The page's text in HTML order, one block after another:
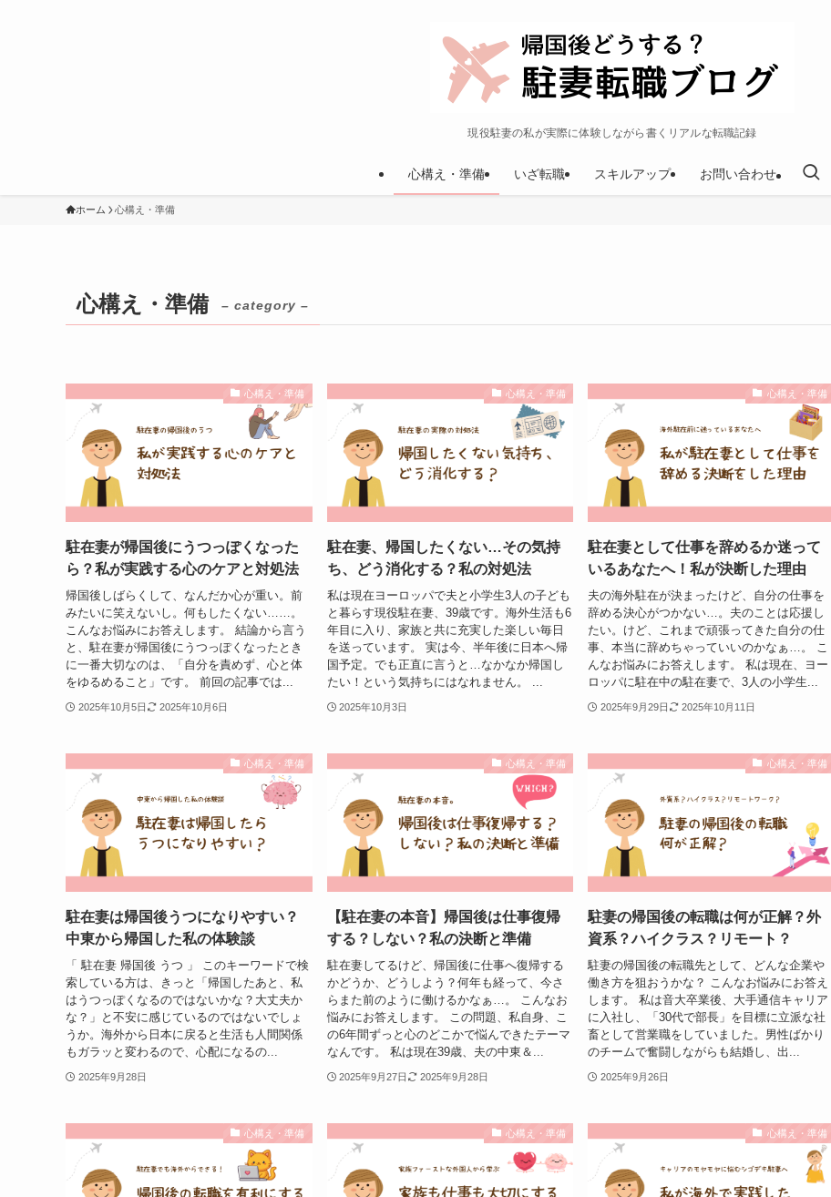
現役駐妻の私が実際に体験しながら書くリアルな転職記録
心構え・準備 いざ転職 スキルアップ お問い合わせ
ホーム 心構え・準備
心構え・準備 – category –
心構え・準備
駐在妻が帰国後にうつっぽくなった
ら？私が実践する心のケアと対処法
帰国後しばらくして、なんだか心が重い。前
みたいに笑えないし。何もしたくない……。
こんなお悩みにお答えします。 結論から言う
と、駐在妻が帰国後にうつっぽくなったとき
に一番大切なのは、「自分を責めず、心と体
をゆるめること」です。 前回の記事では...
2025年10月5日 2025年10月6日
心構え・準備
駐在妻、帰国したくない…その気持
ち、どう消化する？私の対処法
私は現在ヨーロッパで夫と小学生3人の子ども
と暮らす現役駐在妻、39歳です。海外生活も6
年目に入り、家族と共に充実した楽しい毎日
を送っています。 実は今、半年後に日本へ帰
国予定。でも正直に言うと…なかなか帰国し
たい！という気持ちにはなれません。 ...
2025年10月3日
心構え・準備
駐在妻として仕事を辞めるか迷って
いるあなたへ！私が決断した理由
夫の海外駐在が決まったけど、自分の仕事を
辞める決心がつかない…。夫のことは応援し
たい。けど、これまで頑張ってきた自分の仕
事、本当に辞めちゃっていいのかなぁ…。 こ
んなお悩みにお答えします。 私は現在、ヨー
ロッパに駐在中の駐在妻で、3人の小学生...
2025年9月29日 2025年10月11日
心構え・準備
駐在妻は帰国後うつになりやすい？
中東から帰国した私の体験談
「 駐在妻 帰国後 うつ 」 このキーワードで検
索している方は、きっと「帰国したあと、私
はうつっぽくなるのではないかな？大丈夫か
な？」と不安に感じているのではないでしょ
うか。海外から日本に戻ると生活も人間関係
もガラッと変わるので、心配になるの...
2025年9月28日
心構え・準備
【駐在妻の本音】帰国後は仕事復帰
する？しない？私の決断と準備
駐在妻してるけど、帰国後に仕事へ復帰する
かどうか、どうしよう？何年も経って、今さ
らまた前のように働けるかなぁ…。 こんなお
悩みにお答えします。 この問題、私自身、こ
の6年間ずっと心のどこかで悩んできたテーマ
なんです。 私は現在39歳、夫の中東＆...
2025年9月27日 2025年9月28日
心構え・準備
駐妻の帰国後の転職は何が正解？外
資系？ハイクラス？リモート？
駐妻の帰国後の転職先として、どんな企業や
働き方を狙おうかな？ こんなお悩みにお答え
します。 私は音大卒業後、大手通信キャリア
に入社し、「30代で部長」を目標に立派な社
畜として営業職をしていました。男性ばかり
のチームで奮闘しながらも結婚し、出...
2025年9月26日
心構え・準備 心構え・準備 心構え・準備